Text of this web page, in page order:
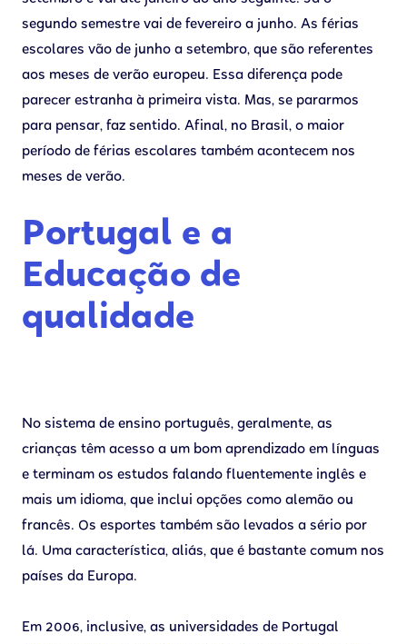
segundo semestre vai de fevereiro a junho. As férias
escolares vão de junho a setembro, que são referentes
aos meses de verão europeu. Essa diferença pode
parecer estranha à primeira vista. Mas, se pararmos
para pensar, faz sentido. Afinal, no Brasil, o maior
período de férias escolares também acontecem nos
meses de verão.
Portugal e a
Educação de
qualidade
No sistema de ensino português, geralmente, as
crianças têm acesso a um bom aprendizado em línguas
e terminam os estudos falando fluentemente inglês e
mais um idioma, que inclui opções como alemão ou
francês. Os esportes também são levados a sério por
lá. Uma característica, aliás, que é bastante comum nos
países da Europa.
Em 2006, inclusive, as universidades de Portugal